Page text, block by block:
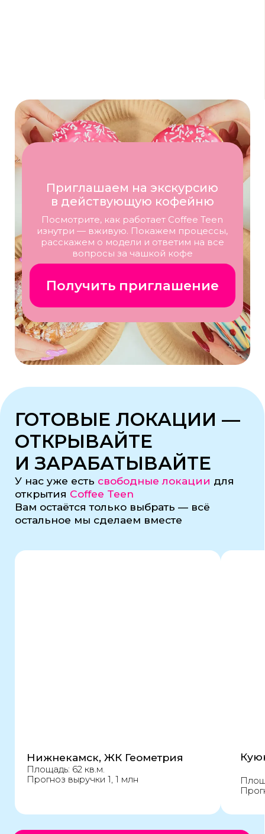
Ирина Шайхутдинова
Франчайзи кофейни Coffee Teen
по адресу г. Казань, ул. Дубравная 51г
ТВОЙ УСПЕХ
НАЧИНАЕТСЯ ЗДЕСЬ!
ОТКРОЙТЕ КОФЕЙНЮ
МЕЧТЫ ВМЕСТЕ С
COFFEE TEEN!
Хотите открыть кофейню и видеть
довольных клиентов? Мы знаем как это
сделать!
ОСТАВИТЬ ЗАЯВКУ
Что входит
Преимущества
Город